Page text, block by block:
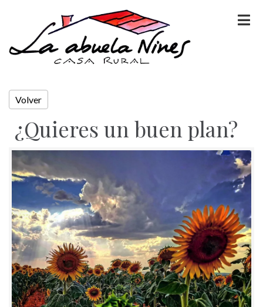
Volver
¿Quieres un buen plan?